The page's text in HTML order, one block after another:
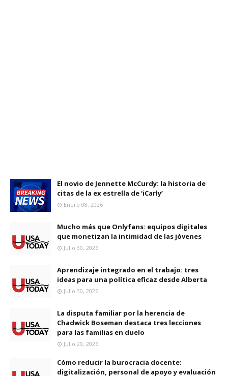
El novio de Jennette McCurdy: la historia de
citas de la ex estrella de ‘iCarly’
Enero 08, 2026
Mucho más que Onlyfans: equipos digitales
que monetizan la intimidad de las jóvenes
Julio 30, 2026
Aprendizaje integrado en el trabajo: tres
ideas para una política eficaz desde Alberta
Julio 30, 2026
La disputa familiar por la herencia de
Chadwick Boseman destaca tres lecciones
para las familias en duelo
Julio 29, 2026
Cómo reducir la burocracia docente:
digitalización, personal de apoyo y evaluación